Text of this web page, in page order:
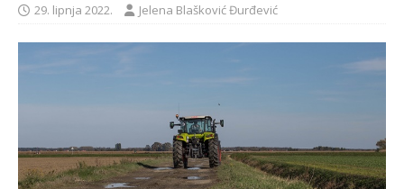
29. lipnja 2022. Jelena Blašković Đurđević